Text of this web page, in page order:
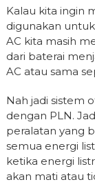
Kalau kita ingin
digunakan
AC kita masih
dari baterai
AC atau sama
Nah jadi sistem
dengan PLN.
peralatan yang
semua energi
ketika energi
akan mati atau